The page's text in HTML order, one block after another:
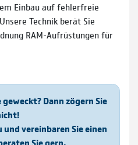
Einbau auf fehlerfreie
Technik berät Sie
RAM-Aufrüstungen für
Dann zögern Sie
und vereinbaren Sie einen
Sie gern.